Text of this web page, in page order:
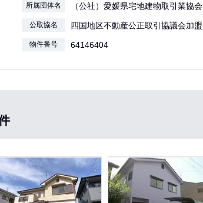
所属団体名 （公社）愛媛県宅地建物取引業協会
公取協名 四国地区不動産公正取引協議会加盟
物件番号 64146404